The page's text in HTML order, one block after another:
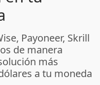
Payoneer, Skrill
de manera
más
a tu moneda